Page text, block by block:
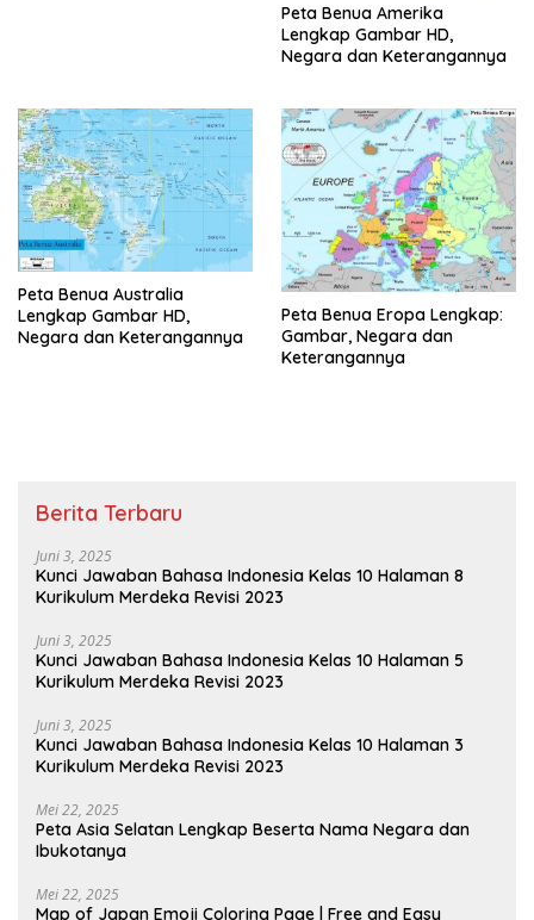
Peta Benua Amerika
Lengkap Gambar HD,
Negara dan Keterangannya
Peta Benua Australia
Lengkap Gambar HD,
Negara dan Keterangannya
Peta Benua Eropa Lengkap:
Gambar, Negara dan
Keterangannya
Berita Terbaru
Juni 3, 2025
Kunci Jawaban Bahasa Indonesia Kelas 10 Halaman 8
Kurikulum Merdeka Revisi 2023
Juni 3, 2025
Kunci Jawaban Bahasa Indonesia Kelas 10 Halaman 5
Kurikulum Merdeka Revisi 2023
Juni 3, 2025
Kunci Jawaban Bahasa Indonesia Kelas 10 Halaman 3
Kurikulum Merdeka Revisi 2023
Mei 22, 2025
Peta Asia Selatan Lengkap Beserta Nama Negara dan
Ibukotanya
Mei 22, 2025
Map of Japan Emoji Coloring Page | Free and Easy